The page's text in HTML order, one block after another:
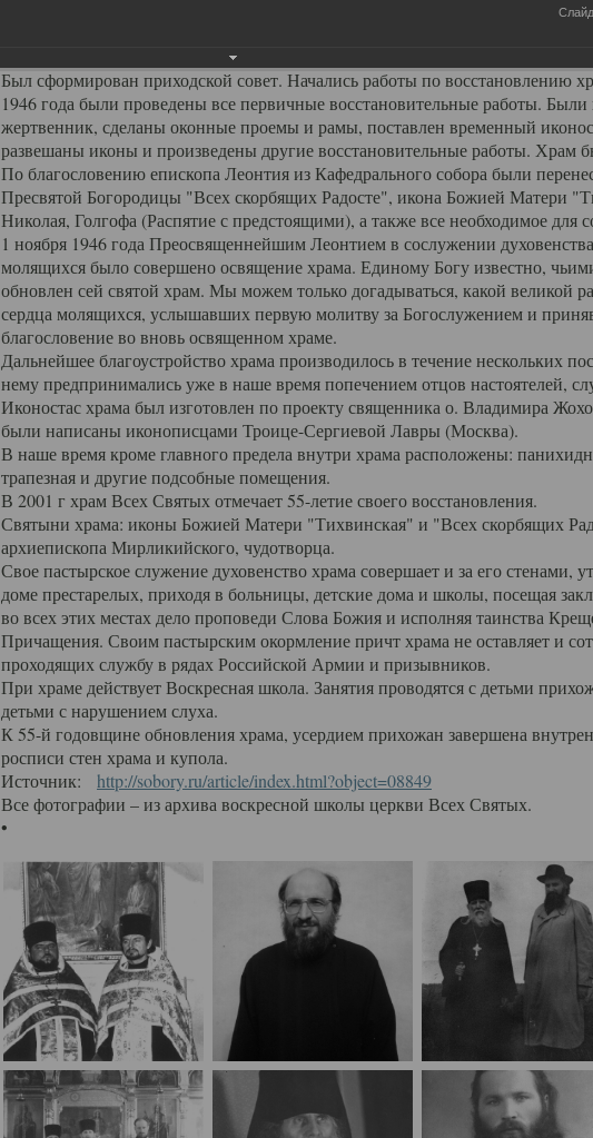
переведен на место настоятеля храма Всех Святых с должности настоятеля
кафедрального собора. Отец Серафим обладал выдающимися
пользовался любовью и уважением прихожан.
Был сформирован приходской совет. Начались работы по восстановлению
1946 года были проведены все первичные восстановительные работы. Были
жертвенник, сделаны оконные проемы и рамы, поставлен временный
развешаны иконы и произведены другие восстановительные работы. Храм
По благословению епископа Леонтия из Кафедрального собора были
Пресвятой Богородицы "Всех скорбящих Радосте", икона Божией Матери
Николая, Голгофа (Распятие с предстоящими), а также все необходимое для
1 ноября 1946 года Преосвященнейшим Леонтием в сослужении
молящихся было совершено освящение храма. Единому Богу известно,
обновлен сей святой храм. Мы можем только догадываться, какой великой
сердца молящихся, услышавших первую молитву за Богослужением и
благословение во вновь освященном храме.
Дальнейшее благоустройство храма производилось в течение нескольких
нему предпринимались уже в наше время попечением отцов настоятелей,
Иконостас храма был изготовлен по проекту священника о. Владимира
были написаны иконописцами Троице-Сергиевой Лавры (Москва).
В наше время кроме главного предела внутри храма расположены:
трапезная и другие подсобные помещения.
В 2001 г храм Всех Святых отмечает 55-летие своего восстановления.
Святыни храма: иконы Божией Матери "Тихвинская" и "Всех скорбящих
архиепископа Мирликийского, чудотворца.
Свое пастырское служение духовенство храма совершает и за его
доме престарелых, приходя в больницы, детские дома и школы, посещая
во всех этих местах дело проповеди Слова Божия и исполняя таинства
Причащения. Своим пастырским окормление причт храма не оставляет и
проходящих службу в рядах Российской Армии и призывников.
При храме действует Воскресная школа. Занятия проводятся с детьми
детьми с нарушением слуха.
К 55-й годовщине обновления храма, усердием прихожан завершена
росписи стен храма и купола.
Источник: http://sobory.ru/article/index.html?object=08849
Все фотографии – из архива воскресной школы церкви Всех Святых.
•